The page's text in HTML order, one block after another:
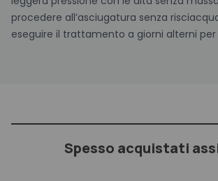
procedere all’asciugatura senza
eseguire il trattamento a giorni alterni per
Spesso acquistati